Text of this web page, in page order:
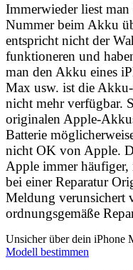
Immerwieder liest
Nummer beim Akku
entspricht nicht der
funktioneren und
man den Akku eines
Max usw. ist die
nicht mehr verfügbar.
originalen Apple-
Batterie
nicht OK von Apple.
Apple immer
bei einer Reparatur
Meldung verunsichert
ordnungsgemäße
Unsicher über dein iPhone
Modell bestimmen